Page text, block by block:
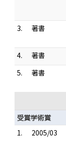
3.
著書
4.
著書
5.
著書
受賞学術賞
1.
2005/03